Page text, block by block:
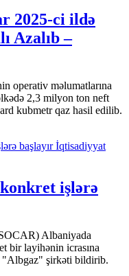
2025-ci ildə
Azalıb –
operativ məlumatlarına
2,3 milyon ton neft
kubmetr qaz hasil edilib.
İqtisadiyyat
işlərə
Albaniyada
bir layihənin icrasına
"Albgaz" şirkəti bildirib.